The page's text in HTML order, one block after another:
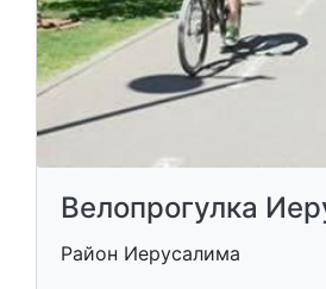
Велопрогулка
Район Иерусалима